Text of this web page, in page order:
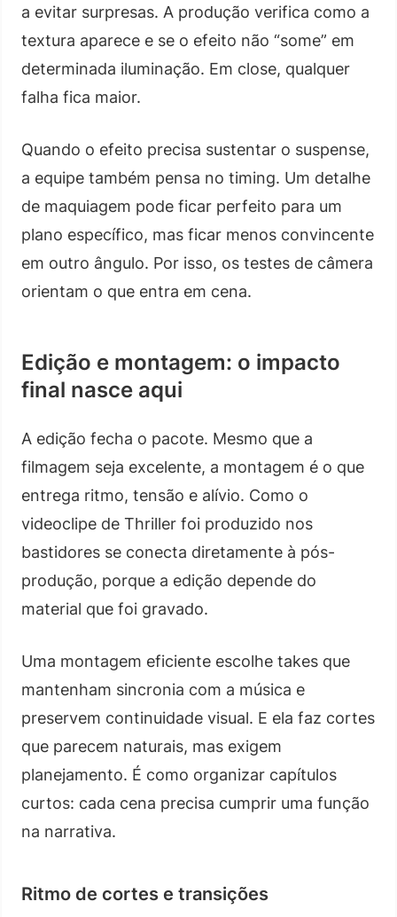
a evitar surpresas. A produção verifica como a
textura aparece e se o efeito não “some” em
determinada iluminação. Em close, qualquer
falha fica maior.
Quando o efeito precisa sustentar o suspense,
a equipe também pensa no timing. Um detalhe
de maquiagem pode ficar perfeito para um
plano específico, mas ficar menos convincente
em outro ângulo. Por isso, os testes de câmera
orientam o que entra em cena.
Edição e montagem: o impacto
final nasce aqui
A edição fecha o pacote. Mesmo que a
filmagem seja excelente, a montagem é o que
entrega ritmo, tensão e alívio. Como o
videoclipe de Thriller foi produzido nos
bastidores se conecta diretamente à pós-
produção, porque a edição depende do
material que foi gravado.
Uma montagem eficiente escolhe takes que
mantenham sincronia com a música e
preservem continuidade visual. E ela faz cortes
que parecem naturais, mas exigem
planejamento. É como organizar capítulos
curtos: cada cena precisa cumprir uma função
na narrativa.
Ritmo de cortes e transições